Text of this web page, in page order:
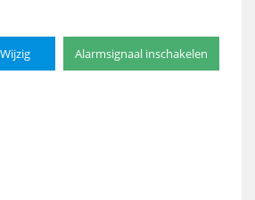
Wijzig Alarmsignaal inschakelen